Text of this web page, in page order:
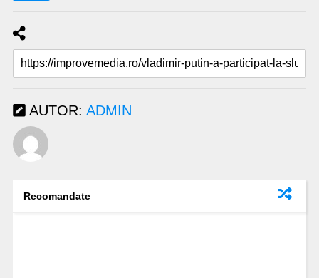
AUTOR: ADMIN
Recomandate